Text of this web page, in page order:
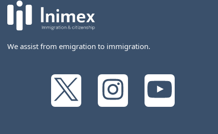
We assist from emigration to immigration.